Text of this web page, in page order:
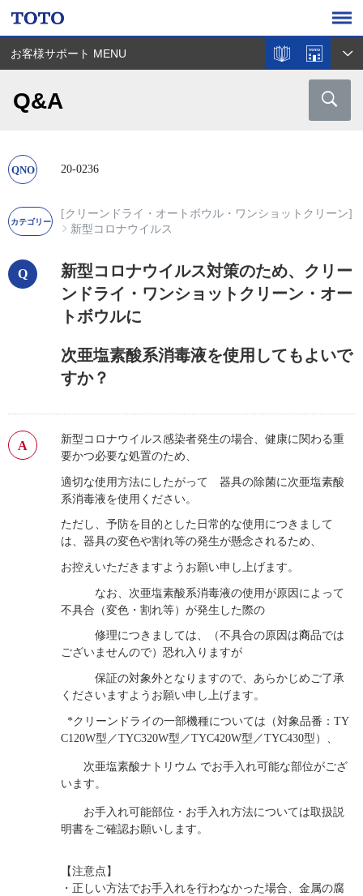
お客様サポート MENU
Q&A
20-0236
[クリーンドライ・オートボウル・ワンショットクリーン]
新型コロナウイルス
新型コロナウイルス対策のため、クリー
ンドライ・ワンショットクリーン・オー
トボウルに
次亜塩素酸系消毒液を使用してもよいで
すか？
新型コロナウイルス感染者発生の場合、健康に関わる重
要かつ必要な処置のため、
適切な使用方法にしたがって 器具の除菌に次亜塩素酸
系消毒液を使用ください。
ただし、予防を目的とした日常的な使用につきまして
は、器具の変色や割れ等の発生が懸念されるため、
お控えいただきますようお願い申し上げます。
なお、次亜塩素酸系消毒液の使用が原因によって
不具合（変色・割れ等）が発生した際の
修理につきましては、（不具合の原因は商品では
ございませんので）恐れ入りますが
保証の対象外となりますので、あらかじめご了承
くださいますようお願い申し上げます。
*クリーンドライの一部機種については（対象品番：TY
C120W型／TYC320W型／TYC420W型／TYC430型）、
次亜塩素酸ナトリウム でお手入れ可能な部位がござ
います。
お手入れ可能部位・お手入れ方法については取扱説
明書をご確認お願いします。
【注意点】
・正しい方法でお手入れを行わなかった場合、金属の腐